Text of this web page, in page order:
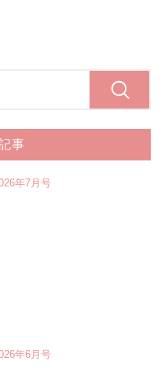
事
年7月号
年6月号